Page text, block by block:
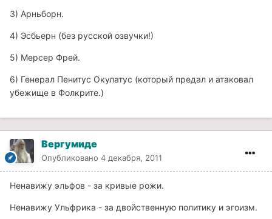
3) Арньборн.
4) Эсбьерн (без русской озвучки!)
5) Мерсер Фрей.
6) Генерал Пенитус Окулатус (который предал и атаковал
убежище в Фолкрите.)
Вергумиде
Опубликовано 4 декабря, 2011
Ненавижу эльфов - за кривые рожи.
Ненавижу Ульфрика - за двойственную политику и эгоизм.